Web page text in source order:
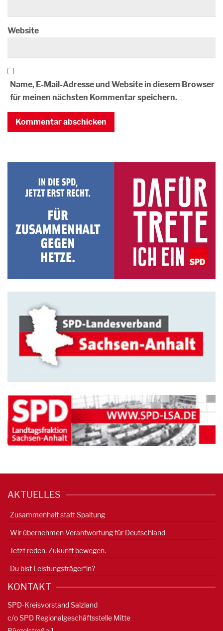
Website
Name, E-Mail-Adresse und Website in diesem Browser
für meinen nächsten Kommentar speichern.
AKTUELLES
Zusammenhalt statt Spaltung
Wir übernehmen Verantwortung für Deutschland
Jetzt reden. Zukunft bewegen.
Du bist Leistungsträger*in?
KONTAKT
SPD-Kreisvorstand Salzland
c/o SPD Regionalgeschäftsstelle Mitte